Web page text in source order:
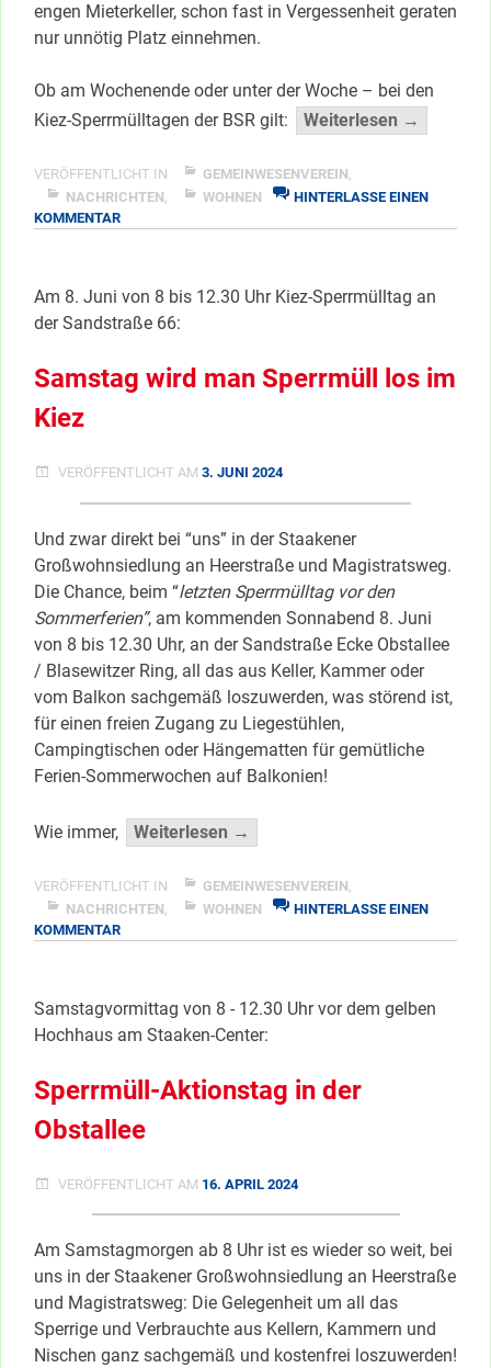
engen Mieterkeller, schon fast in Vergessenheit geraten
nur unnötig Platz einnehmen.
Ob am Wochenende oder unter der Woche – bei den
Kiez-Sperrmülltagen der BSR gilt:
Weiterlesen →
VERÖFFENTLICHT IN GEMEINWESENVEREIN,
NACHRICHTEN, WOHNEN
HINTERLASSE EINEN
KOMMENTARZU
SOMMER-
SPERRMÜLLTAG
Am 8. Juni von 8 bis 12.30 Uhr Kiez-Sperrmülltag an
der Sandstraße 66:
Samstag wird man Sperrmüll los im
Kiez
VERÖFFENTLICHT AM 3. JUNI 2024
Und zwar direkt bei “uns” in der Staakener
Großwohnsiedlung an Heerstraße und Magistratsweg.
Die Chance, beim “letzten Sperrmülltag vor den
Sommerferien”, am kommenden Sonnabend 8. Juni
von 8 bis 12.30 Uhr, an der Sandstraße Ecke Obstallee
/ Blasewitzer Ring, all das aus Keller, Kammer oder
vom Balkon sachgemäß loszuwerden, was störend ist,
für einen freien Zugang zu Liegestühlen,
Campingtischen oder Hängematten für gemütliche
Ferien-Sommerwochen auf Balkonien!
Wie immer, Weiterlesen →
man
Sperrmüll
los
</span
VERÖFFENTLICHT IN GEMEINWESENVEREIN
NACHRICHTEN
WOHNEN
HINTERLASSE EINEN
KOMMENTARZU
SPERRMÜLL
LOS
Samstagvormittag von 8 - 12.30 Uhr vor dem gelben
Hochhaus am Staaken-Center:
Sperrmüll-Aktionstag in der
Obstallee
VERÖFFENTLICHT AM 16. APRIL 2024
Am Samstagmorgen ab 8 Uhr ist es wieder so weit, bei
uns in der Staakener Großwohnsiedlung an Heerstraße
und Magistratsweg: Die Gelegenheit um all das
Sperrige und Verbrauchte aus Kellern, Kammern und
Nischen ganz sachgemäß und kostenfrei loszuwerden!